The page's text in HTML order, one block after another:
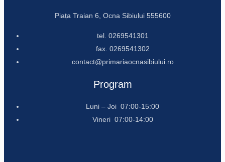
Piața Traian 6, Ocna Sibiului 555600
tel. 0269541301
fax. 0269541302
contact@primariaocnasibiului.ro
Program
Luni – Joi 07:00-15:00
Vineri 07:00-14:00